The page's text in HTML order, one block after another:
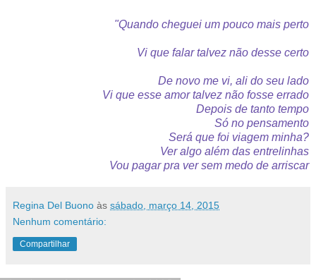
"Quando cheguei um pouco mais perto
Vi que falar talvez não desse certo
De novo me vi, ali do seu lado
Vi que esse amor talvez não fosse errado
Depois de tanto tempo
Só no pensamento
Será que foi viagem minha?
Ver algo além das entrelinhas
Vou pagar pra ver sem medo de arriscar
Regina Del Buono às sábado, março 14, 2015
Nenhum comentário:
Compartilhar